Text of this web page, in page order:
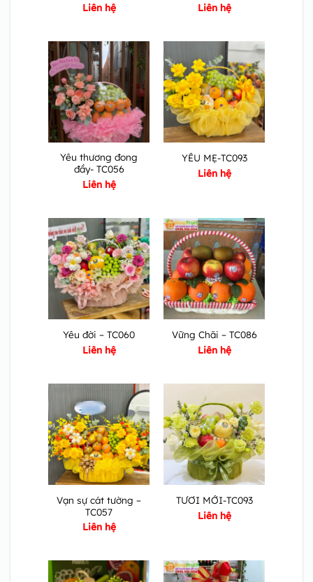
Liên hệ
Liên hệ
Yêu thương đong
đầy- TC056
Liên hệ
YÊU MẸ-TC093
Liên hệ
Yêu đời – TC060
Liên hệ
Vững Chãi – TC086
Liên hệ
Vạn sự cát tường –
TC057
Liên hệ
TƯƠI MỚI-TC093
Liên hệ